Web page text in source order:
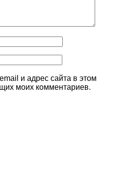
и адрес сайта в этом
моих комментариев.